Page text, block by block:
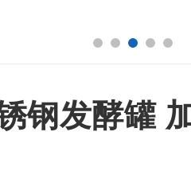
钢发酵罐